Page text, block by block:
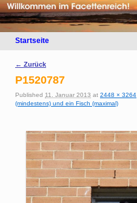
Startseite
Bilder-Navigation
← Zurück
P1520787
Published 11. Januar 2013 at 2448 × 3264
(mindestens) und ein Fisch (maximal)